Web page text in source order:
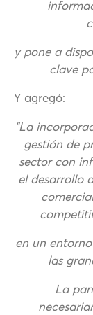
y pone a
clave
Y agregó:
“La
gestión de
sector con
el desarrollo
en un
las
La